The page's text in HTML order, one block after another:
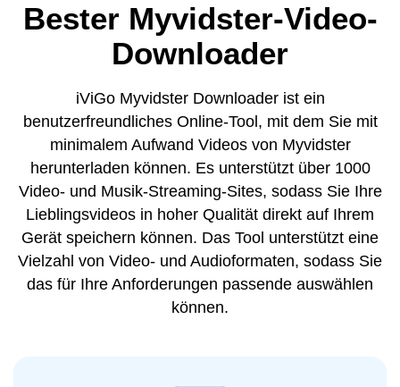
Bester Myvidster-Video-
Downloader
iViGo Myvidster Downloader ist ein
benutzerfreundliches Online-Tool, mit dem Sie mit
minimalem Aufwand Videos von Myvidster
herunterladen können. Es unterstützt über 1000
Video- und Musik-Streaming-Sites, sodass Sie Ihre
Lieblingsvideos in hoher Qualität direkt auf Ihrem
Gerät speichern können. Das Tool unterstützt eine
Vielzahl von Video- und Audioformaten, sodass Sie
das für Ihre Anforderungen passende auswählen
können.